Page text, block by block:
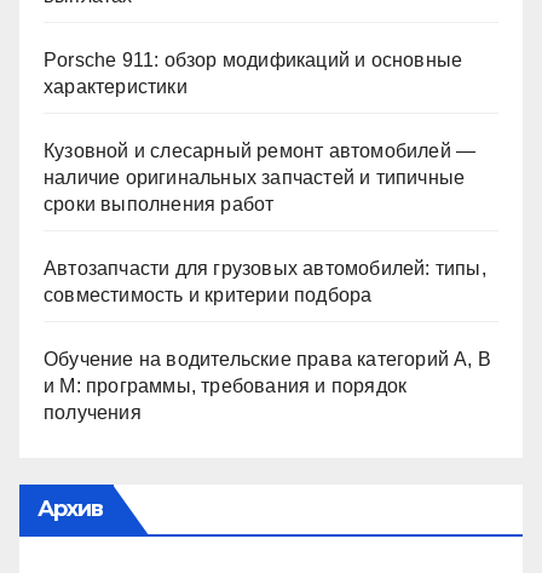
Porsche 911: обзор модификаций и основные
характеристики
Кузовной и слесарный ремонт автомобилей —
наличие оригинальных запчастей и типичные
сроки выполнения работ
Автозапчасти для грузовых автомобилей: типы,
совместимость и критерии подбора
Обучение на водительские права категорий A, B
и M: программы, требования и порядок
получения
Архив